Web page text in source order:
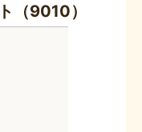
（9010）